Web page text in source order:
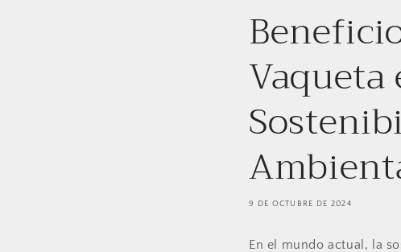
Vaqueta
9 DE OCTUBRE DE 2024
En el mundo actual, la